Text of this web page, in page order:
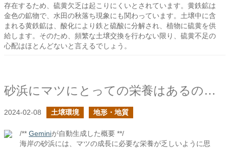
存在するため、硫黄欠乏は起こりにくいとされています。黄鉄鉱は
金色の鉱物で、水田の秋落ち現象にも関わっています。土壌中に含
まれる黄鉄鉱は、酸化により鉄と硫酸に分解され、植物に硫黄を供
給します。そのため、頻繁な土壌交換を行わない限り、硫黄不足の
心配はほとんどないと言えるでしょう。
砂浜にマツにとっての栄養はあるのか？
2024-02-08 土壌環境 地形・地質
/** Geminiが自動生成した概要 **/
海岸の砂浜には、マツの成長に必要な栄養が乏しいように思